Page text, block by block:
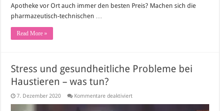
Apotheke vor Ort auch immer den besten Preis? Machen sich die
pharmazeutisch-technischen …
Read More »
Stress und gesundheitliche Probleme bei
Haustieren – was tun?
7. Dezember 2020 Kommentare deaktiviertfür